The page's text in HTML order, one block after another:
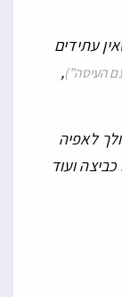
עתידים
העיסה”),
לאפיה
ועוד